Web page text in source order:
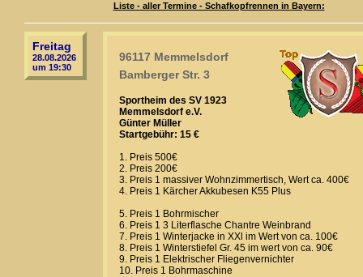
Liste - aller Termine - Schafkopfrennen in Bayern:
Freitag
28.08.2026
um 19:30
96117 Memmelsdorf
Bamberger Str. 3
Sportheim des SV 1923
Memmelsdorf e.V.
Günter Müller
Startgebühr: 15 €
1. Preis 500€
2. Preis 200€
3. Preis 1 massiver Wohnzimmertisch, Wert ca. 400€
4. Preis 1 Kärcher Akkubesen K55 Plus
5. Preis 1 Bohrmischer
6. Preis 1 3 Literflasche Chantre Weinbrand
7. Preis 1 Winterjacke in XXl im Wert von ca. 100€
8. Preis 1 Winterstiefel Gr. 45 im wert von ca. 90€
9. Preis 1 Elektrischer Fliegenvernichter
10. Preis 1 Bohrmaschine